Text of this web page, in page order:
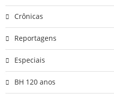
Crônicas
Reportagens
Especiais
BH 120 anos